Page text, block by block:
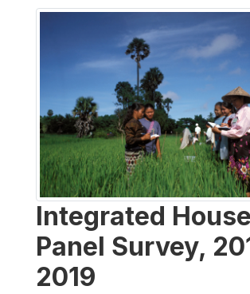
Integrated
Panel Survey,
2019